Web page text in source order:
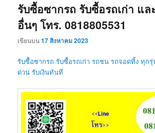
รับซื้อซากรถ รับซื้อรถเก่า แล
อื่นๆ โทร. 0818805531
เขียนบน17 สิงหาคม 2023
รับซื้อซากรถ รับซื้อรถเก่า รถชน รถจอดทิ้ง ทุก
ด่วน รับเงินทันที